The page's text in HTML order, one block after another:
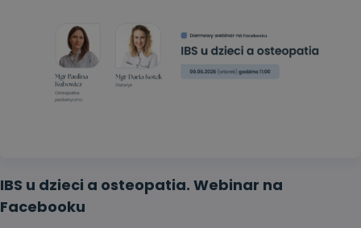
IBS u dzieci a osteopatia. Webinar na
Facebooku